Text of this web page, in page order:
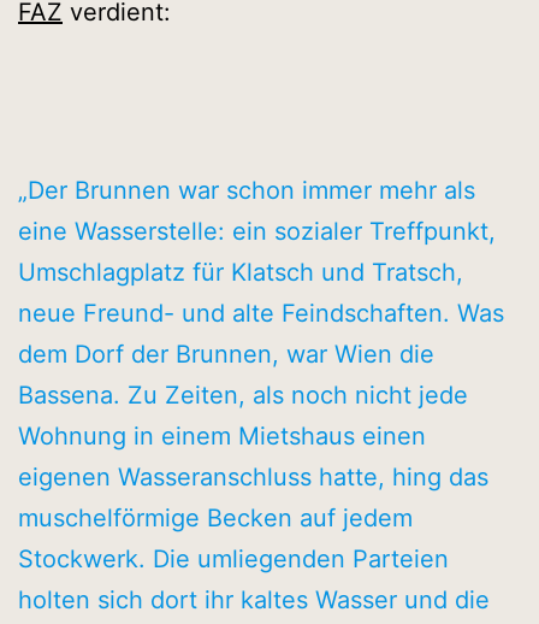
FAZ verdient:
„Der Brunnen war schon immer mehr als
eine Wasserstelle: ein sozialer Treffpunkt,
Umschlagplatz für Klatsch und Tratsch,
neue Freund- und alte Feindschaften. Was
dem Dorf der Brunnen, war Wien die
Bassena. Zu Zeiten, als noch nicht jede
Wohnung in einem Mietshaus einen
eigenen Wasseranschluss hatte, hing das
muschelförmige Becken auf jedem
Stockwerk. Die umliegenden Parteien
holten sich dort ihr kaltes Wasser und die